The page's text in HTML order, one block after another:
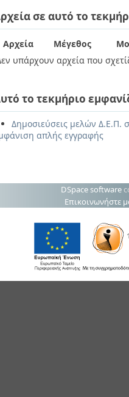
σε αυτό το
Αρχεία Μέγεθος
υπάρχουν αρχεία που
το τεκμήριο
Δημοσιεύσεις μελών Δ.Ε.Π.
απλής εγγραφής
DSpace software
Επικοινωνήστε